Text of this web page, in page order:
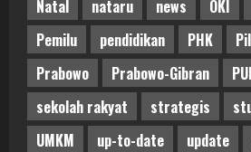
Natal
nataru news OKI
Pemilu
pendidikan PHK
Prabowo
Prabowo-Gibran
sekolah rakyat
strategis
UMKM
up-to-date update